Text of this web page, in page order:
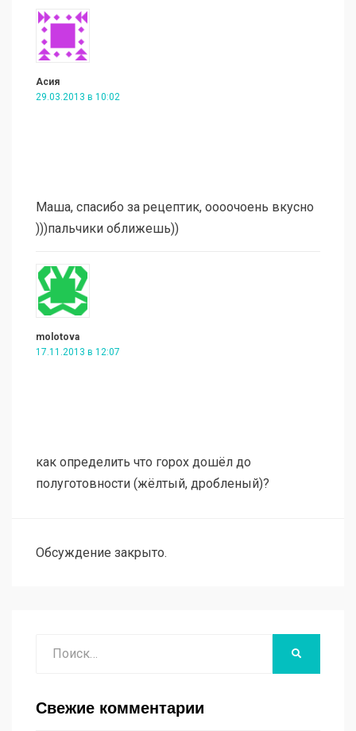
Асия
29.03.2013 в 10:02
Маша, спасибо за рецептик, оооочоень вкусно
)))пальчики оближешь))
molotova
17.11.2013 в 12:07
как определить что горох дошёл до
полуготовности (жёлтый, дробленый)?
Обсуждение закрыто.
Свежие комментарии